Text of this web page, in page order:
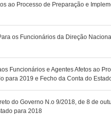
ao Processo de Preparação e
os Funcionários da Direção
Funcionários e Agentes Afetos ao
para 2019 e Fecho da Conta do
do Governo N.o 9/2018, de 8 de
para 2018